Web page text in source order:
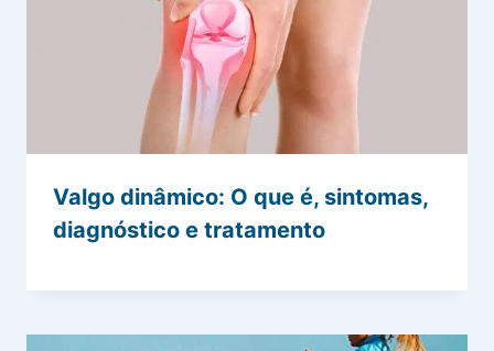
Valgo dinâmico: O que é, sintomas,
diagnóstico e tratamento